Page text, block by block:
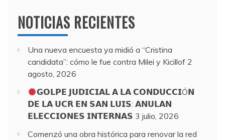
NOTICIAS RECIENTES
Una nueva encuesta ya midió a “Cristina
candidata”: cómo le fue contra Milei y Kicillof 2
agosto, 2026
𝗚𝗢𝗟𝗣𝗘 𝗝𝗨𝗗𝗜𝗖𝗜𝗔𝗟 𝗔 𝗟𝗔 𝗖𝗢𝗡𝗗𝗨𝗖𝗖𝗜Ó𝗡
𝗗𝗘 𝗟𝗔 𝗨𝗖𝗥 𝗘𝗡 𝗦𝗔𝗡 𝗟𝗨𝗜𝗦: 𝗔𝗡𝗨𝗟𝗔𝗡
𝗘𝗟𝗘𝗖𝗖𝗜𝗢𝗡𝗘𝗦 𝗜𝗡𝗧𝗘𝗥𝗡𝗔𝗦 3 julio, 2026
Comenzó una obra histórica para renovar la red